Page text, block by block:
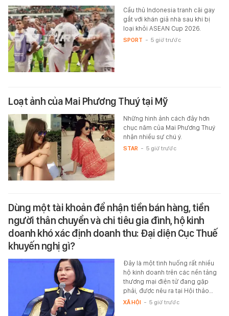
Cầu thủ Indonesia tranh cãi gay
gắt với khán giả nhà sau khi bị
loại khỏi ASEAN Cup 2026.
SPORT - 5 giờ trước
Loạt ảnh của Mai Phương Thuý tại Mỹ
Những hình ảnh cách đây hơn
chục năm của Mai Phương Thuý
nhận nhiều sự chú ý.
STAR - 5 giờ trước
Dùng một tài khoản để nhận tiền bán hàng, tiền
người thân chuyển và chi tiêu gia đình, hộ kinh
doanh khó xác định doanh thu: Đại diện Cục Thuế
khuyến nghị gì?
Đây là một tình huống rất nhiều
hộ kinh doanh trên các nền tảng
thương mại điện tử đang gặp
phải, được nêu ra tại Hội thảo…
XÃ HỘI - 5 giờ trước